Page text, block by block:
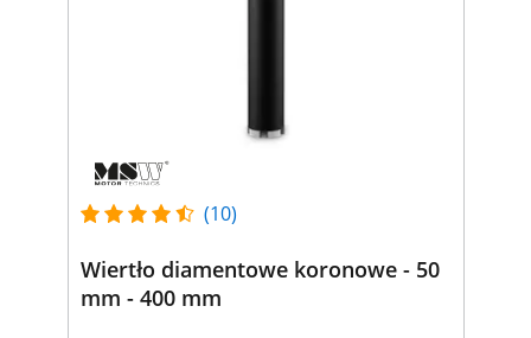
(10)
Wiertło diamentowe koronowe - 50
mm - 400 mm